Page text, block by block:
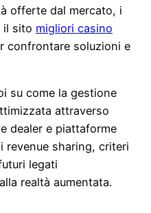
offerte dal mercato, i
il sito migliori casino
confrontare soluzioni e
su come la gestione
attraverso
dealer e piattaforme
revenue sharing, criteri
legati
realtà aumentata.